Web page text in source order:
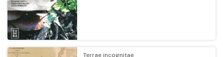
Terrae incognitae